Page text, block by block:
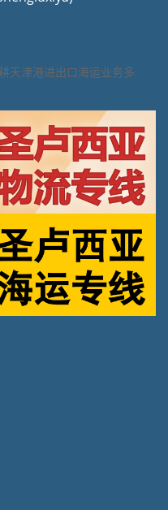
天津港进出口海运业务多